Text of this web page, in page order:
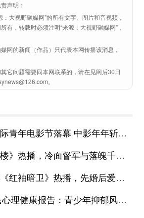
声明：
大视野融媒网”的所有文字、图片和音视频，
有，转载时必须注明“来源：大视野融媒网”，
网的新闻（作品）只代表本网传播该消息，
它问题需要同本网联系的，请在见网后30日
。
年电影节落幕 中影年年斩获颇丰
播，冷面督军与落魄千金谱写民国传奇
暗卫》热播，先婚后爱诠释别样浪漫
健康报告：青少年抑郁风险高于成年